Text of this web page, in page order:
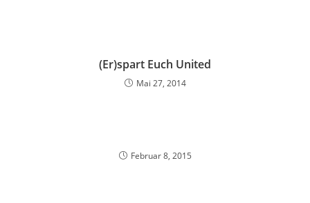
(Er)spart Euch United
Mai 27, 2014
Februar 8, 2015